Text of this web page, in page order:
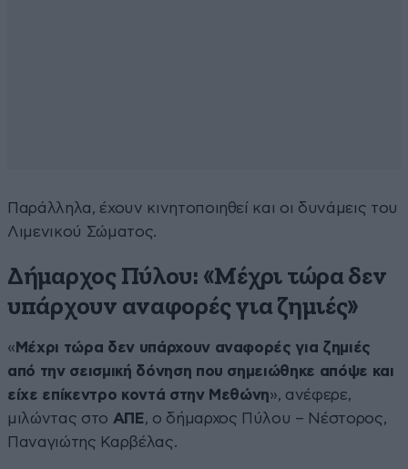
Παράλληλα, έχουν κινητοποιηθεί και οι δυνάμεις του
Λιμενικού Σώματος.
Δήμαρχος Πύλου: «Μέχρι τώρα δεν
υπάρχουν αναφορές για ζημιές»
« Μέχρι τώρα δεν υπάρχουν αναφορές για ζημιές
από την σεισμική δόνηση που σημειώθηκε απόψε και
είχε επίκεντρο κοντά στην Μεθώνη», ανέφερε,
μιλώντας στο ΑΠΕ, ο δήμαρχος Πύλου – Νέστορος,
Παναγιώτης Καρβέλας.